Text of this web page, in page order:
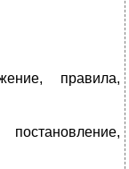
правила,